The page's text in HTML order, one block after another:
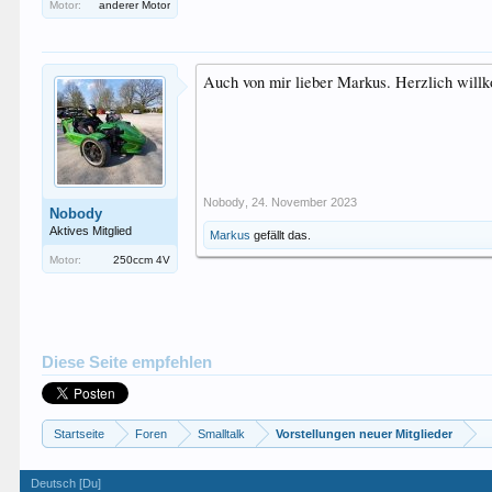
Motor:
anderer Motor
Nobody
Aktives Mitglied
Motor: 250ccm 4V
Auch von mir lieber Markus. Herzlich
Nobody 24. November 2023
Markus gefällt das.
Diese Seite empfehlen
Startseite Foren Smalltalk Vorstellungen neuer Mitglieder
Deutsch [Du]